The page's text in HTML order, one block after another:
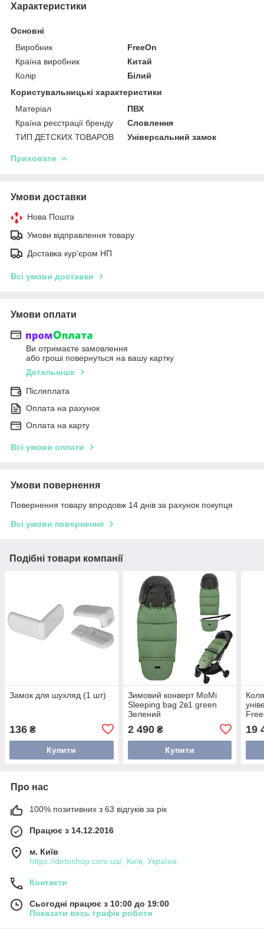
Характеристики
Основні
Виробник
FreeOn
Країна виробник
Китай
Колір
Білий
Користувальницькі характеристики
Матеріал
ПВХ
Країна реєстрації бренду
Словлення
ТИП ДЕТСКИХ ТОВАРОВ
Універсальний замок
Приховати
Умови доставки
Нова Пошта
Умови відправлення товару
Доставка кур'єром НП
Всі умови доставки
Умови оплати
Ви отримаєте замовлення
або гроші повернуться на вашу картку
Детальніше
Післяплата
Оплата на рахунок
Оплата на карту
Всі умови оплати
Умови повернення
Повернення товару впродовж 14 днів за рахунок покупця
Всі умови повернення
Подібні товари компанії
Замок для шухляд (1 шт)
136 ₴
Купити
Зимовий конверт MoMi
Sleeping bag 2в1 green
Зелений
2 490₴
Купити
19
Про нас
100% позитивних з 63 відгуків за рік
Працює з 14.12.2016
м. Київ
https://detoshop.com.ua/, Київ, Україна
Контакти
Сьогодні працює з 10:00 до 19:00
Показати весь графік роботи